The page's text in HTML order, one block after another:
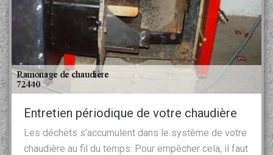
Entretien périodique de votre chaudière
Les déchets s’accumulent dans le système de votre
chaudière au fil du temps. Pour empêcher cela, il faut